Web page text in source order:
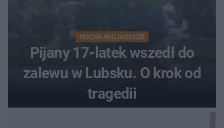
NOCNA AKCJA SŁUŻB
Pijany 17-latek wszedł do
zalewu w Lubsku. O krok od
tragedii